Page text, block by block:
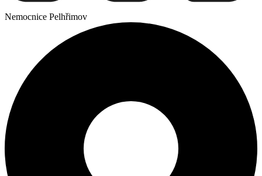
Nemocnice Pelhřimov